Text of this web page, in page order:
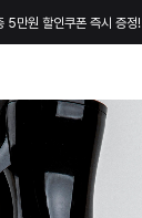
5만원 할인쿠폰 즉시 증정!